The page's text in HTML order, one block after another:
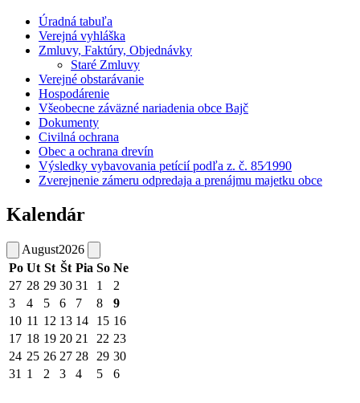
Úradná tabuľa
Verejná vyhláška
Zmluvy, Faktúry, Objednávky
Staré Zmluvy
Verejné obstarávanie
Hospodárenie
Všeobecne záväzné nariadenia obce Bajč
Dokumenty
Civilná ochrana
Obec a ochrana drevín
Výsledky vybavovania petícií podľa z. č. 85⁄1990
Zverejnenie zámeru odpredaja a prenájmu majetku obce
Kalendár
August2026
Po Ut St Št Pia So Ne
27 28 29 30 31 1
2
3
4 5 6 7 8
9
10 11 12 13 14 15 16
17 18 19 20 21 22 23
24 25 26 27 28 29 30
31 1 2 3 4 5 6